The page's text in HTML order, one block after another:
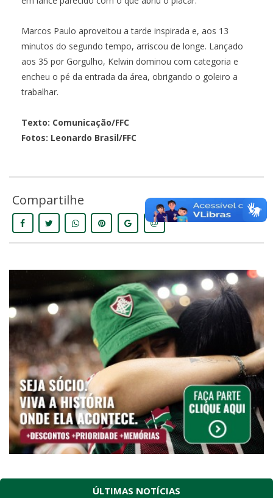
Marcos Paulo aproveitou a tarde inspirada e, aos 13
minutos do segundo tempo, arriscou de longe. Lançado
aos 35 por Gorgulho, Kelwin dominou com categoria e
encheu o pé da entrada da área, obrigando o goleiro a
trabalhar.
Texto: Comunicação/FFC
Fotos: Leonardo Brasil/FFC
Compartilhe
ÚLTIMAS NOTÍCIAS